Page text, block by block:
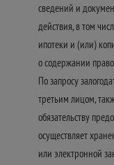
сведений и
действия, в том
ипотеки и (или)
о содержании
По запросу
третьим лицом,
обязательству
осуществляет
или электронной